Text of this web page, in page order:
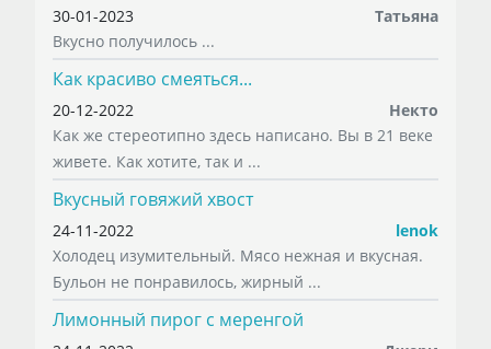
30-01-2023
Татьяна
Вкусно получилось ...
Как красиво смеяться...
20-12-2022
Некто
Как же стереотипно здесь написано. Вы в 21 веке
живете. Как хотите, так и ...
Вкусный говяжий хвост
24-11-2022
lenok
Холодец изумительный. Мясо нежная и вкусная.
Бульон не понравилось, жирный ...
Лимонный пирог с меренгой